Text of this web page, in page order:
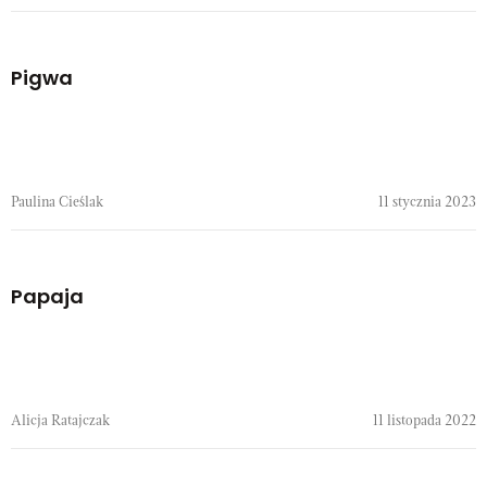
Pigwa
Paulina Cieślak 11 stycznia 2023
Papaja
Alicja Ratajczak 11 listopada 2022